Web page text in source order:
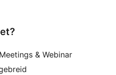
& Webinar